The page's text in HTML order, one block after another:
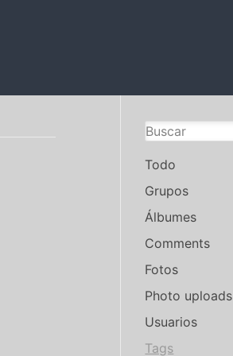
Todo
Grupos
Álbumes
Comments
Fotos
Photo uploads
Usuarios
Tags